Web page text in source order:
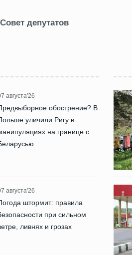
депутатов
августа'26
обострение? В
уличили Ригу в
на границе с
августа'26
штормит: правила
при сильном
ливнях и грозах